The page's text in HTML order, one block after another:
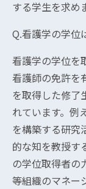
する学生を求め
Q.看護学の学位
看護学の学位を
看護師の免許を
を取得した修了
れています。例
を構築する研究
的な知を教授す
の学位取得者の
等組織のマネー